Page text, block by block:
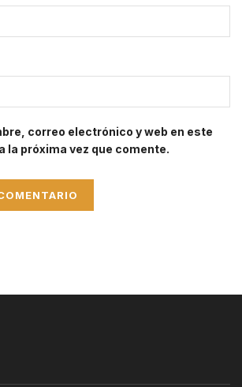
correo electrónico y web en este
la próxima vez que comente.